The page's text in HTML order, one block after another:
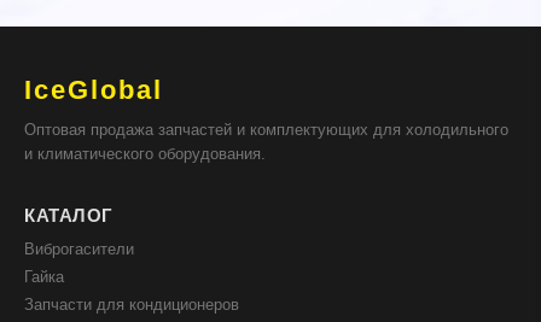
IceGlobal
Оптовая продажа запчастей и комплектующих для холодильного
и климатического оборудования.
КАТАЛОГ
Виброгасители
Гайка
Запчасти для кондиционеров